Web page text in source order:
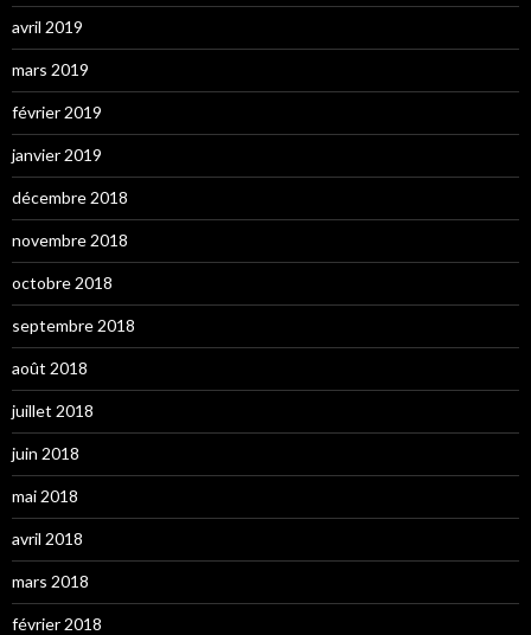
avril 2019
mars 2019
février 2019
janvier 2019
décembre 2018
novembre 2018
octobre 2018
septembre 2018
août 2018
juillet 2018
juin 2018
mai 2018
avril 2018
mars 2018
février 2018